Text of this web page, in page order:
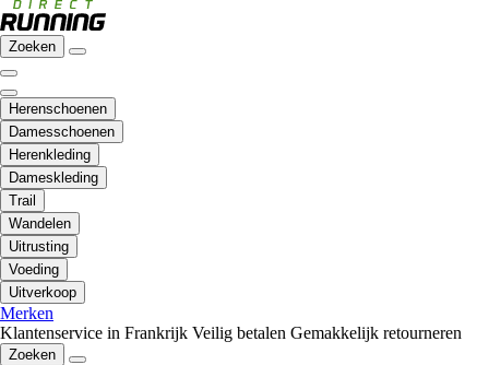
Zoeken
Herenschoenen
Damesschoenen
Herenkleding
Dameskleding
Trail
Wandelen
Uitrusting
Voeding
Uitverkoop
Merken
Klantenservice in Frankrijk Veilig betalen Gemakkelijk retourneren
Zoeken